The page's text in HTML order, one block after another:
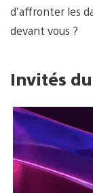
d’affronter les
devant vous ?
Invités